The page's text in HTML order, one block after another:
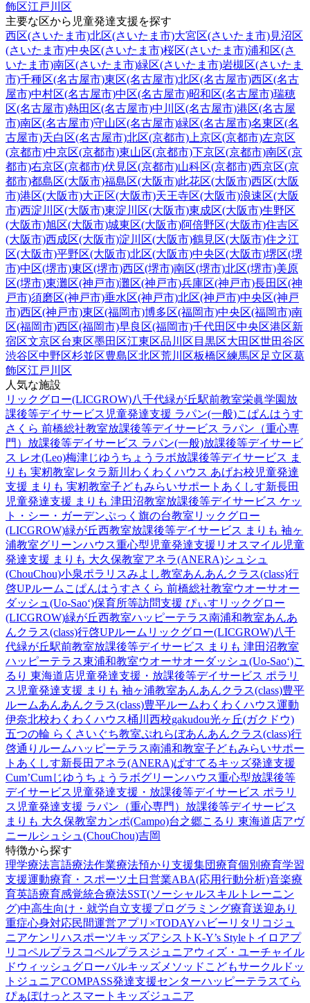
飾区江戸川区
主要な区から児童発達支援を探す
西区(さいたま市)北区(さいたま市)大宮区(さいたま市)見沼区
(さいたま市)中央区(さいたま市)桜区(さいたま市)浦和区(さ
いたま市)南区(さいたま市)緑区(さいたま市)岩槻区(さいたま
市)千種区(名古屋市)東区(名古屋市)北区(名古屋市)西区(名古
屋市)中村区(名古屋市)中区(名古屋市)昭和区(名古屋市)瑞穂
区(名古屋市)熱田区(名古屋市)中川区(名古屋市)港区(名古屋
市)南区(名古屋市)守山区(名古屋市)緑区(名古屋市)名東区(名
古屋市)天白区(名古屋市)北区(京都市) 上京区(京都市)左京区
(京都市)中京区(京都市)東山区(京都市)下京区(京都市)南区(京
都市)右京区(京都市)伏見区(京都市)山科区(京都市)西京区(京
都市)都島区(大阪市)福島区(大阪市)此花区(大阪市)西区(大阪
市)港区(大阪市)大正区(大阪市)天王寺区(大阪市)浪速区(大阪
市)西淀川区(大阪市)東淀川区(大阪市)東成区(大阪市)生野区
(大阪市)旭区(大阪市)城東区(大阪市)阿倍野区(大阪市)住吉区
(大阪市)西成区(大阪市)淀川区(大阪市)鶴見区(大阪市)住之江
区(大阪市)平野区(大阪市)北区(大阪市)中央区(大阪市)堺区(堺
市)中区(堺市)東区(堺市)西区(堺市)南区(堺市)北区(堺市)美原
区(堺市)東灘区(神戸市)灘区(神戸市)兵庫区(神戸市)長田区(神
戸市)須磨区(神戸市)垂水区(神戸市)北区(神戸市)中央区(神戸
市)西区(神戸市)東区(福岡市)博多区(福岡市)中央区(福岡市)南
区(福岡市)西区(福岡市)早良区(福岡市)千代田区中央区港区新
宿区文京区台東区墨田区江東区品川区 目黒区大田区世田谷区
渋谷区中野区杉並区豊島区北区荒川区板橋区練馬区足立区葛
飾区江戸川区
人気な施設
リックグロー(LICGROW)八千代緑が丘駅前教室栄眞学園放
課後等デイサービス 児童発達支援 ラパン(一般)こぱんはうす
さくら 前橋総社教室放課後等デイサービス ラパン（重心専
門） 放課後等デイサービス ラパン(一般)放課後等デイサービ
ス レオ(Leo)梅津じゆうちょうラボ放課後等デイサービス ま
りも 実籾教室レタラ新川 わくわくハウス あげお校 児童発達
支援 まりも 実籾教室子どもみらいサポートあくしす新長田
児童発達支援 まりも 津田沼教室放課後等デイサービス ケッ
ト・シー・ガーデンぷっく旗の台教室 リックグロー
(LICGROW)緑が丘西教室放課後等デイサービス まりも 袖ヶ
浦教室グリーンハウス重心型児童発達支援 リオスマイル児童
発達支援 まりも 大久保教室アネラ(ANERA)シュシュ
(ChouChou)小泉ポラリスみよし教室あんあんクラス(class)行
啓UPルーム こぱんはうすさくら 前橋総社教室ウオーサオー
ダッシュ(Uo-Sao‘)保育所等訪問支援 ぴぃす リックグロー
(LICGROW)緑が丘西教室ハッピーテラス南浦和教室あんあ
んクラス(class)行啓UPルーム リックグロー(LICGROW)八千
代緑が丘駅前教室放課後等デイサービス まりも 津田沼教室
ハッピーテラス東浦和教室ウオーサオーダッシュ(Uo-Sao‘)こ
るり 東海道店児童発達支援・放課後等デイサービス ポラリ
ス 児童発達支援 まりも 袖ヶ浦教室あんあんクラス(class)豊平
ルームあんあんクラス(class)豊平ルームわくわくハウス運動
伊奈北校わくわくハウス桶川西校gakudou光ヶ丘(ガクドウ)
五つの輪 らくさいぐち教室ぷれらぼあんあんクラス(class)行
啓通りルームハッピーテラス南浦和教室子どもみらいサポー
トあくしす新長田 アネラ(ANERA)ぱすてるキッズ発達支援
Cum’Cumじゆうちょうラボグリーンハウス重心型放課後等
デイサービス 児童発達支援・放課後等デイサービス ポラリ
ス 児童発達支援 ラパン（重心専門） 放課後等デイサービス
まりも 大久保教室カンポ(Campo)台之郷こるり 東海道店アヴ
ニールシュシュ(ChouChou)吉岡
特徴から探す
理学療法言語療法作業療法預かり支援集団療育個別療育学習
支援運動療育・スポーツ土日営業ABA(応用行動分析)音楽療
育英語療育感覚統合療法SST(ソーシャルスキルトレーニン
グ)中高生向け・就労自立支援プログラミング療育送迎あり
重症心身対応民間運営アプリ×TODAYハビー リタリコジュ
ニアケンリハスポーツキッズアシスト K-Y’s Style トイロ アプ
リ コペルプラス コペルプラスジュニアウィズ・ユーチャイル
ドウィッシュ グローバルキッズメソッド こどもサークル ドッ
トジュニアCOMPASS発達支援センターハッピーテラスてら
ぴぁぽけっと スマートキッズジュニア